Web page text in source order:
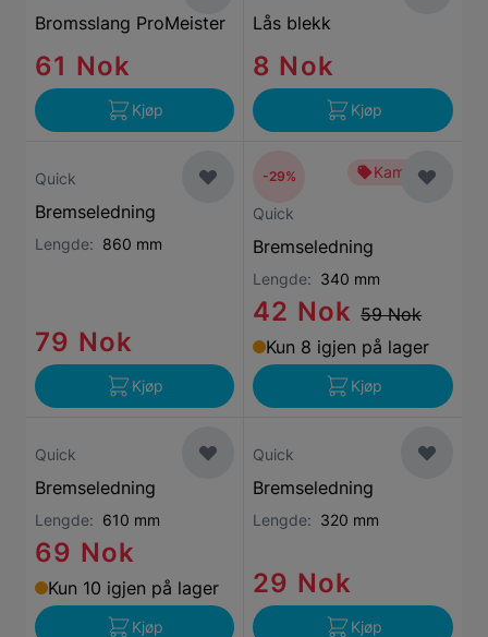
Bromsslang ProMeister
61 Nok
Kjøp
Lås blekk
8 Nok
Kjøp
Quick
Bremseledning
Lengde: 860 mm
79 Nok
Kjøp
Kampanje
Quick
Bremseledning
Lengde: 340 mm
42 Nok 59 Nok
-29%
Kun 8 igjen på lager
Kjøp
Quick
Bremseledning
Lengde: 610 mm
69 Nok
Kun 10 igjen på lager
Kjøp
Quick
Bremseledning
Lengde: 320 mm
29 Nok
Kjøp